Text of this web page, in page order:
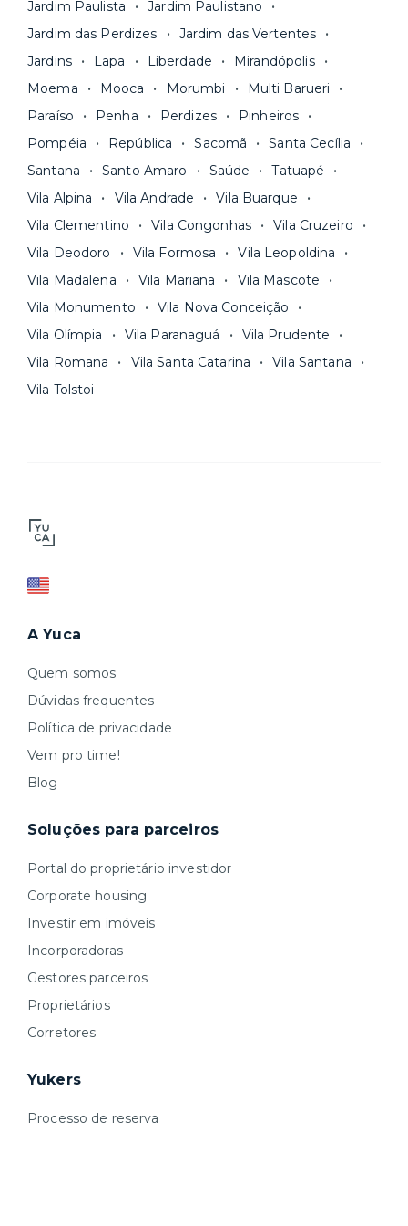
Seja uma mala ou um caminhão de mudança: é
só levar as suas coisas e começar a morar.
Simples, seguro e sem burocracia!
Jardim Paulista
Jardim Paulistano
Jardim das Perdizes
Jardim das Vertentes
Jardins
Lapa Liberdade
Mirandópolis
Moema
Mooca Morumbi
Multi Barueri
Paraíso
Penha Perdizes
Pinheiros
Pompéia
República Sacomã
Santa Cecília
Santana
Santo Amaro Saúde
Tatuapé
Vila Alpina
Vila Andrade
Vila Buarque
Vila Clementino
Vila Congonhas
Vila Cruzeiro
Vila Deodoro
Vila Formosa
Vila Leopoldina
Vila Madalena
Vila Mariana
Vila Mascote
Vila Monumento
Vila Nova Conceição
Vila Olímpia
Vila Paranaguá
Vila Prudente
Vila Romana
Vila Santa Catarina
Vila Santana
Vila Tolstoi
A Yuca
Quem somos
Dúvidas frequentes
Política de privacidade
Vem pro time!
Blog
Soluções para parceiros
Portal do proprietário investidor
Corporate housing
Investir em imóveis
Incorporadoras
Gestores parceiros
Proprietários
Corretores
Yukers
Processo de reserva